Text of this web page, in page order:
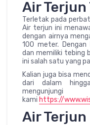
Air Terjun
Terletak pada
Air terjun ini
dengan airnya
100 meter. Dengan
dan memiliki tebing
ini salah satu yang
Kalian juga bisa
dari dalam
kami https://
Air